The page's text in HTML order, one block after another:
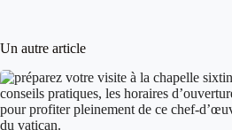
Un autre article